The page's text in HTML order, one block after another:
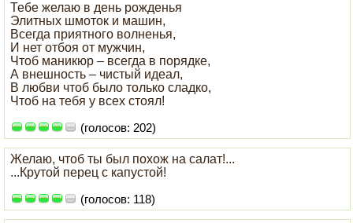
Тебе желаю в день рожденья
Элитных шмоток и машин,
Всегда приятного волненья,
И нет отбоя от мужчин,
Чтоб маникюр – всегда в порядке,
А внешность – чистый идеал,
В любви чтоб было только сладко,
Чтоб на тебя у всех стоял!
(голосов: 202)
Желаю, чтоб ты был похож на салат!...
...Крутой перец с капустой!
(голосов: 118)